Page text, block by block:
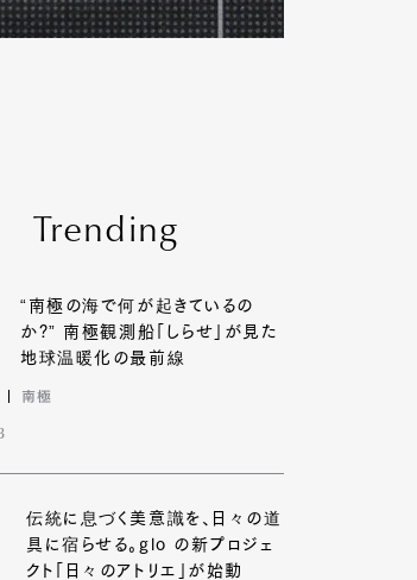
Trending
“南極の海で何が起きているの
か?” 南極観測船「しらせ」が見た
地球温暖化の最前線
南極
伝統に息づく美意識を、日々の道
具に宿らせる。glo の新プロジェ
クト「日々のアトリエ」が始動